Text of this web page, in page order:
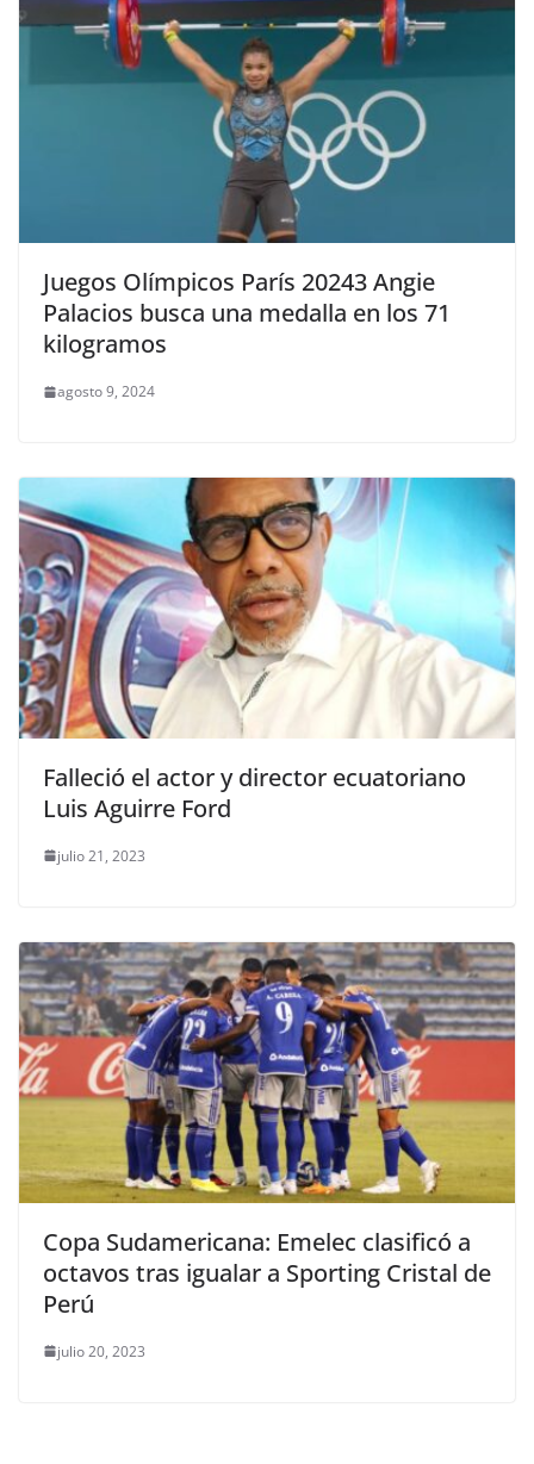
Juegos Olímpicos París 20243 Angie
Palacios busca una medalla en los 71
kilogramos
agosto 9, 2024
Falleció el actor y director ecuatoriano
Luis Aguirre Ford
julio 21, 2023
Copa Sudamericana: Emelec clasificó a
octavos tras igualar a Sporting Cristal de
Perú
julio 20, 2023